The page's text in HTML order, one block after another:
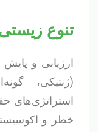
تنوع
ارزیابی و
(ژنتیکی،
استراتژی‌های
خطر و